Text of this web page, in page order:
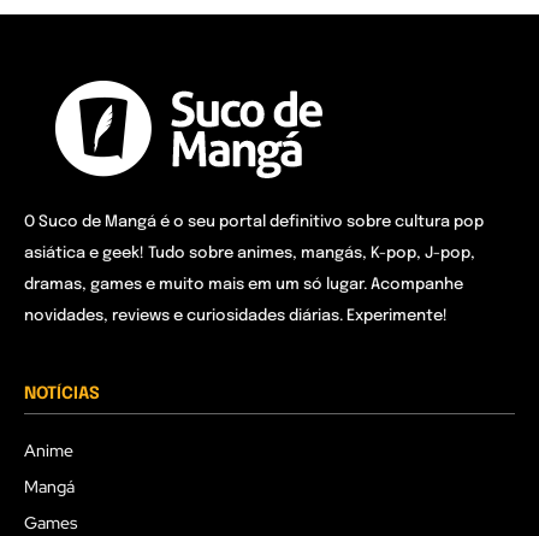
O Suco de Mangá é o seu portal definitivo sobre cultura pop
asiática e geek! Tudo sobre animes, mangás, K-pop, J-pop,
dramas, games e muito mais em um só lugar. Acompanhe
novidades, reviews e curiosidades diárias. Experimente!
NOTÍCIAS
Anime
Mangá
Games